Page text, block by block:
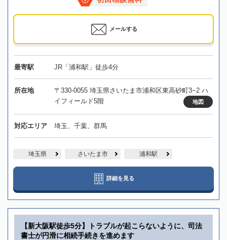
メールする
最寄駅 JR「浦和駅」徒歩4分
所在地
〒330-0055 埼玉県さいたま市浦和区東高砂町3−2 ハ
イフィールド5階
地図
対応エリア 埼玉、千葉、群馬
埼玉県 さいたま市 浦和駅
詳細を見る
【新大阪駅徒歩5分】トラブルが起こらないように、司法
書士が円滑に相続手続きを進めます